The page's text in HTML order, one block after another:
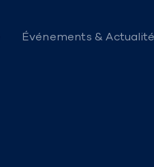
Événements &